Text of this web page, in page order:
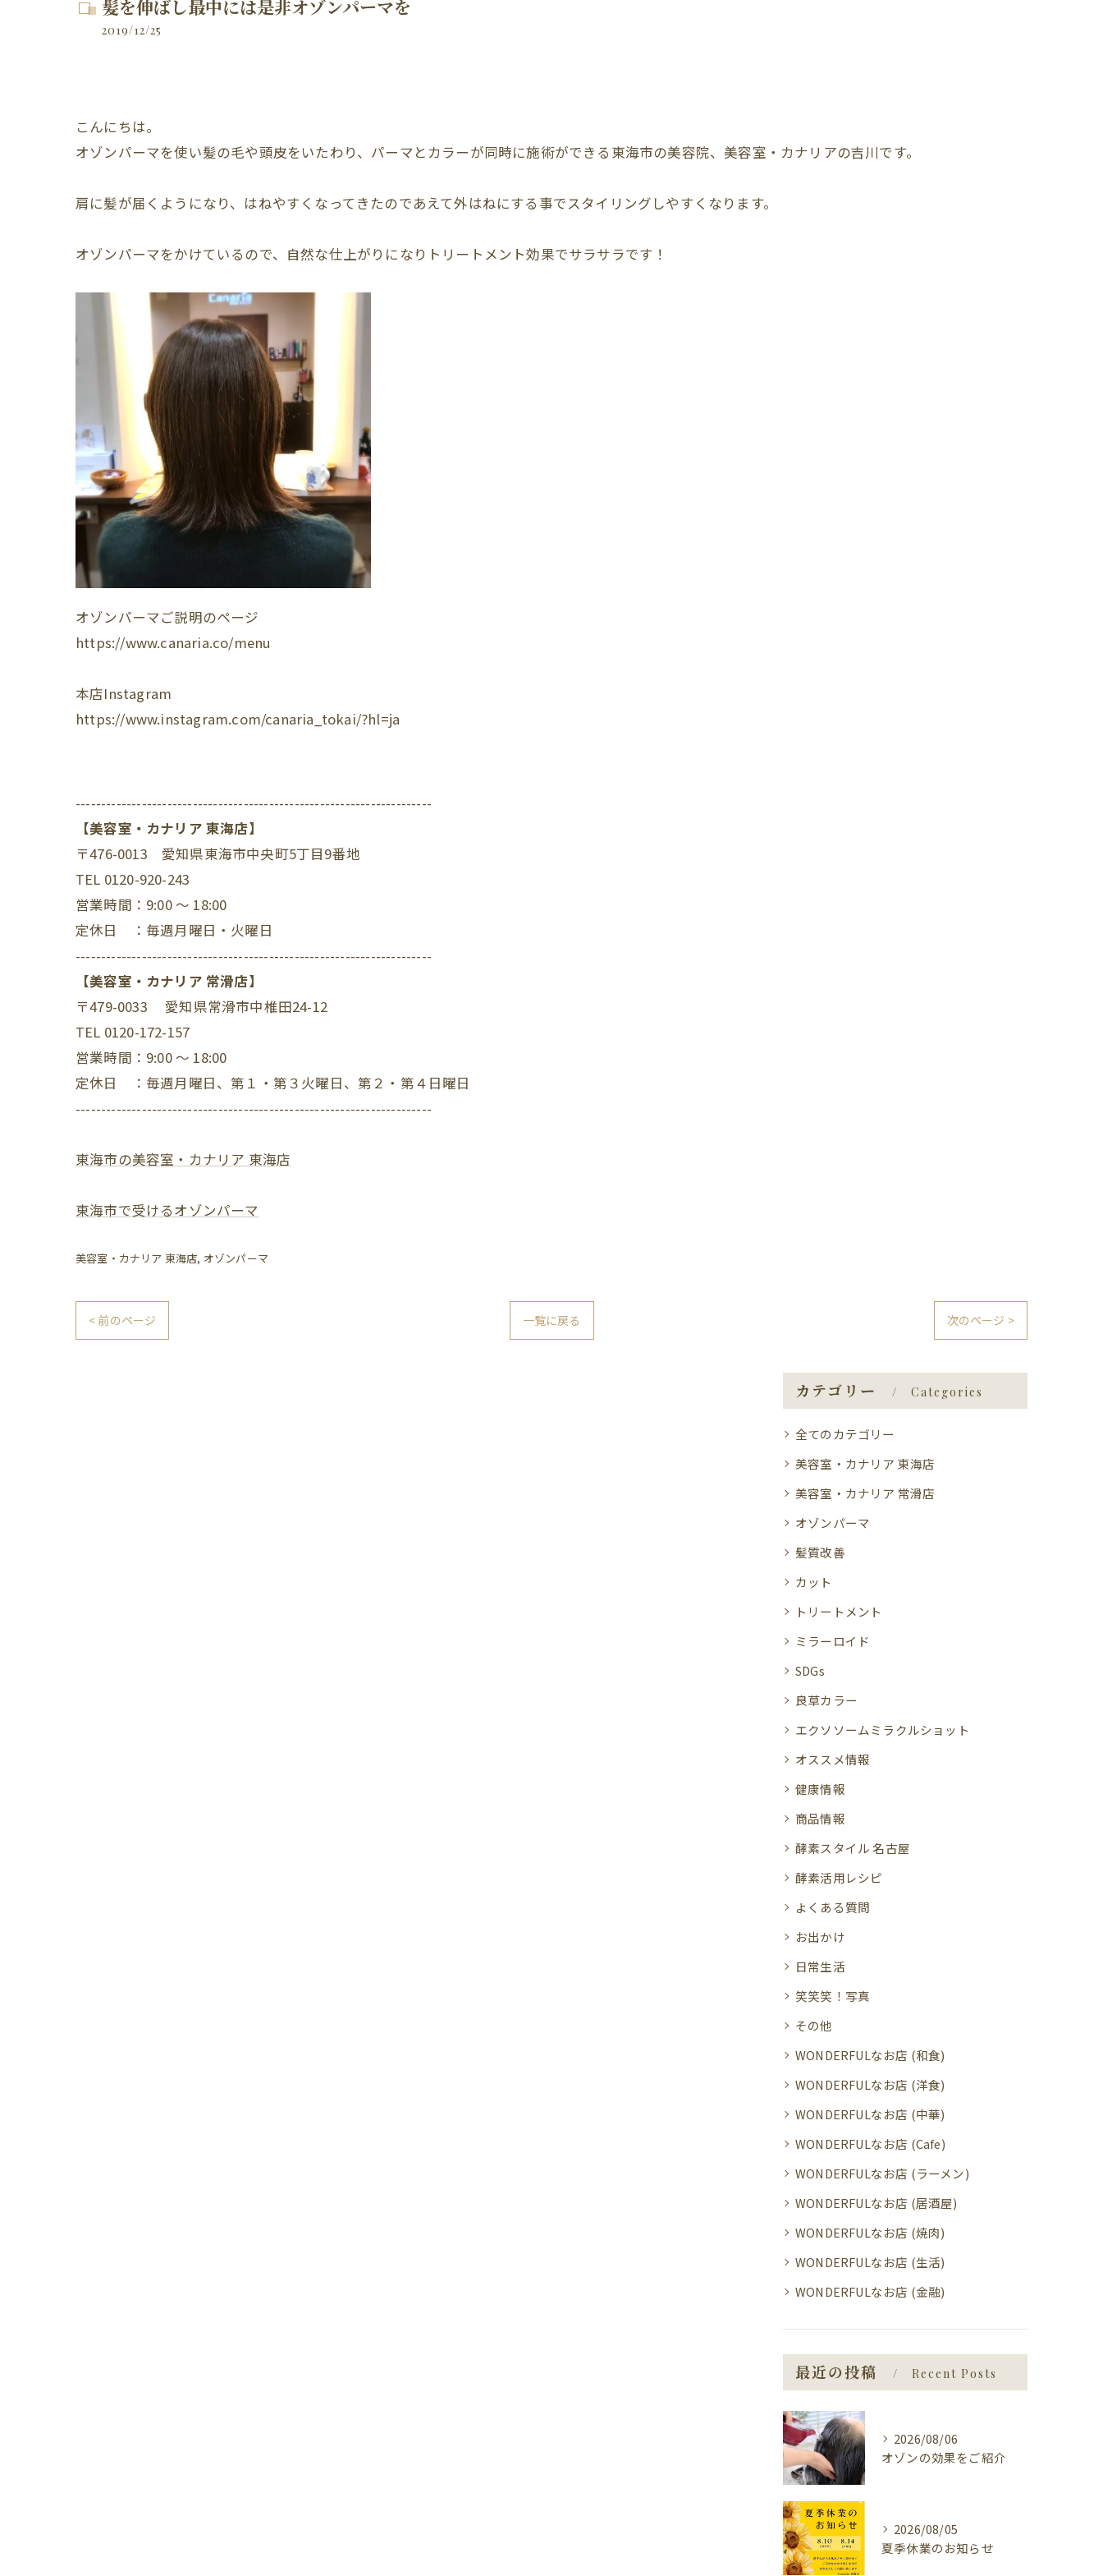
髪を伸ばし最中には是非オゾンパーマを
2019/12/25
こんにちは。
オゾンパーマを使い髪の毛や頭皮をいたわり、パーマとカラーが同時に施術ができる東海市の美容院、美容室・カナリアの吉川です。
肩に髪が届くようになり、はねやすくなってきたのであえて外はねにする事でスタイリングしやすくなります。
オゾンパーマをかけているので、自然な仕上がりになりトリートメント効果でサラサラです！
オゾンパーマご説明のページ
https://www.canaria.co/menu
本店Instagram
https://www.instagram.com/canaria_tokai/?hl=ja
----------------------------------------------------------------------
【美容室・カナリア 東海店】
〒476-0013 愛知県東海市中央町5丁目9番地
TEL 0120-920-243
営業時間：9:00 ～ 18:00
定休日 ：毎週月曜日・火曜日
----------------------------------------------------------------------
【美容室・カナリア 常滑店】
〒479-0033 愛知県常滑市中椎田24-12
TEL 0120-172-157
営業時間：9:00 ～ 18:00
定休日 ：毎週月曜日、第１・第３火曜日、第２・第４日曜日
----------------------------------------------------------------------
東海市の美容室・カナリア 東海店
東海市で受けるオゾンパーマ
美容室・カナリア 東海店 オゾンパーマ
< 前のページ 一覧に戻る 次のページ >
カテゴリー Categories
全てのカテゴリー
美容室・カナリア 東海店
美容室・カナリア 常滑店
オゾンパーマ
髪質改善
カット
トリートメント
ミラーロイド
SDGs
良草カラー
エクソソームミラクルショット
オススメ情報
健康情報
商品情報
酵素スタイル 名古屋
酵素活用レシピ
よくある質問
お出かけ
日常生活
笑笑笑！写真
その他
WONDERFULなお店 (和食)
WONDERFULなお店 (洋食)
WONDERFULなお店 (中華)
WONDERFULなお店 (Cafe)
WONDERFULなお店 (ラーメン)
WONDERFULなお店 (居酒屋)
WONDERFULなお店 (焼肉)
WONDERFULなお店 (生活)
WONDERFULなお店 (金融)
最近の投稿 Recent Posts
2026/08/06
オゾンの効果をご紹介
2026/08/05
夏季休業のお知らせ